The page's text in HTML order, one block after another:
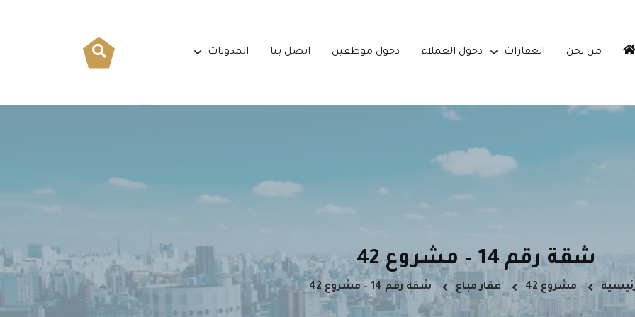
من نحن العقارات دخول العملاء دخول موظفين اتصل بنا المدونات
شقة رقم 14 – مشروع 42
مشروع 42 عقار مباع شقة رقم 14 – مشروع 42